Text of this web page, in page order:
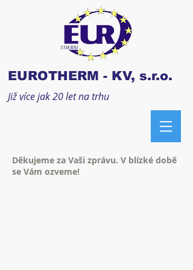
EUROTHERM - KV, s.r.o.
Již více jak 20 let na trhu
Děkujeme za Vaši zprávu. V blízké době
se Vám ozveme!